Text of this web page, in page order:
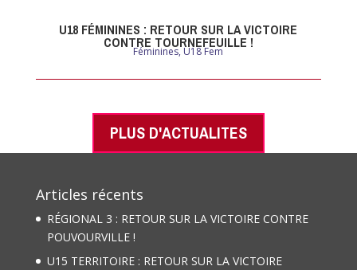
U18 FÉMININES : RETOUR SUR LA VICTOIRE
CONTRE TOURNEFEUILLE !
Féminines,U18 Fem
PLUS D'ACTUALITES
Articles récents
RÉGIONAL 3 : RETOUR SUR LA VICTOIRE CONTRE
POUVOURVILLE !
U15 TERRITOIRE : RETOUR SUR LA VICTOIRE